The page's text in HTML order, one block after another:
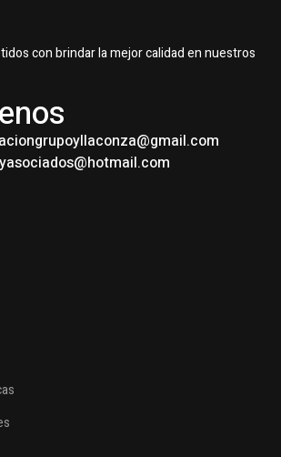
con brindar la mejor calidad en nuestros